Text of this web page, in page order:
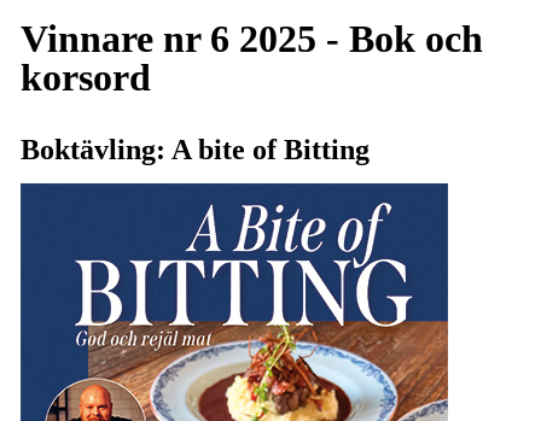
Vinnare nr 6 2025 - Bok och
korsord
Boktävling: A bite of Bitting